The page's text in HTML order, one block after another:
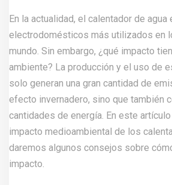
En la actualidad, el calentador de agua
electrodomésticos más utilizados en
mundo. Sin embargo, ¿qué impacto
ambiente? La producción y el uso de
solo generan una gran cantidad de
efecto invernadero, sino que también
cantidades de energía. En este
impacto medioambiental de los
daremos algunos consejos sobre
impacto.